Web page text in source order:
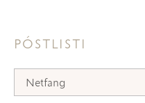
PÓSTLISTI